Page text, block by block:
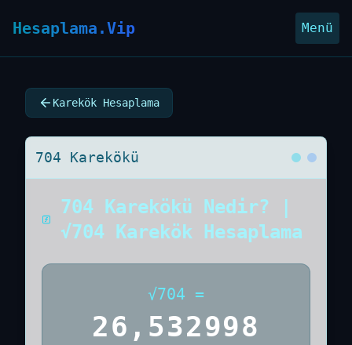
Hesaplama.Vip Menü
Karekök Hesaplama
704 Karekökü
704 Karekökü Nedir? |
√704 Karekök Hesaplama
√704 =
26,532998